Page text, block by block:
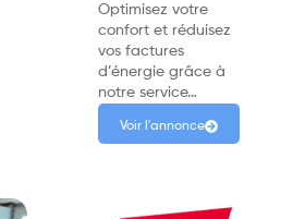
Optimisez votre
confort et réduisez
vos factures
d’énergie grâce à
notre service…
Voir l'annonce